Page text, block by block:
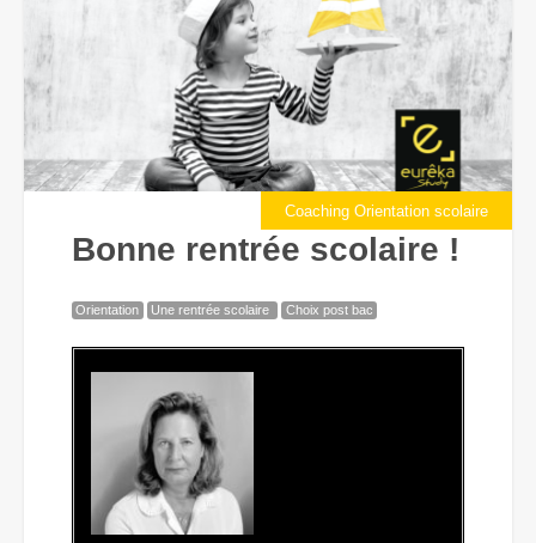
Coaching Orientation scolaire
Bonne rentrée scolaire !
Orientation Une rentrée scolaire Choix post bac